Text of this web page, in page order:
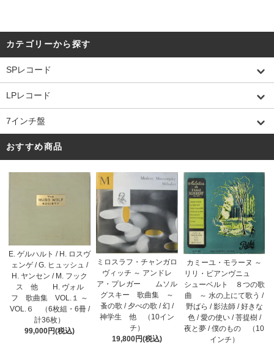
カテゴリーから探す
SPレコード
LPレコード
7インチ盤
おすすめ商品
E. ゲルハルト / H. ロスヴ
ェンゲ / G. ヒュッシュ /
H. ヤンセン / M. フック
ス 他 H. ヴォル
フ 歌曲集 VOL.１ ～
VOL.６ （6枚組・6冊 /
計36枚）
99,000円(税込)
ミロスラフ・チャンガロ
ヴィッチ ～ アンドレ
ア・プレガー ムソル
グスキー 歌曲集 ～
蚤の歌 / 夕べの歌 / 幻 /
神学生 他 （10イン
チ）
19,800円(税込)
カミーユ・モラーヌ ～
リリ・ビアンヴニュ
シューベルト ８つの歌
曲 ～ 水の上にて歌う /
野ばら / 影法師 / 好きな
色 / 愛の使い / 菩提樹 /
夜と夢 / 僕のもの （10
インチ）